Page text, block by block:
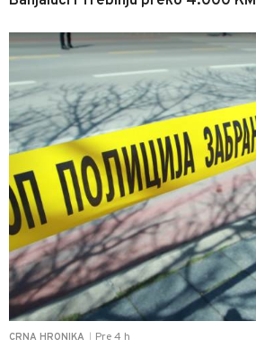
CRNA HRONIKA Pre 4 h